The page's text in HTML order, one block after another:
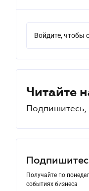
Войдите, чтобы
Читайте
Подпишитесь,
Получайте по
событиях бизнеса